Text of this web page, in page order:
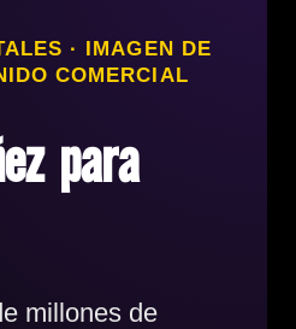
· IMAGEN DE
COMERCIAL
para
millones de